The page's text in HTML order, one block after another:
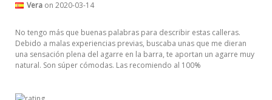
Vera on 2020-03-14
No tengo más que buenas palabras para describir estas calleras.
Debido a malas experiencias previas, buscaba unas que me dieran
una sensación plena del agarre en la barra, te aportan un agarre muy
natural. Son súper cómodas. Las recomiendo al 100%